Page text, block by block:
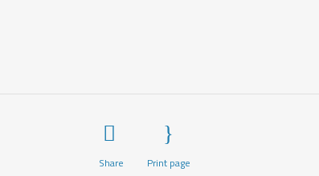
Share Print page